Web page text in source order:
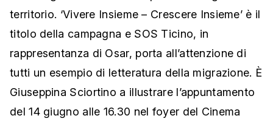
territorio. ‘Vivere Insieme – Crescere Insieme’ è il
titolo della campagna e SOS Ticino, in
rappresentanza di Osar, porta all’attenzione di
tutti un esempio di letteratura della migrazione. È
Giuseppina Sciortino a illustrare l’appuntamento
del 14 giugno alle 16.30 nel foyer del Cinema